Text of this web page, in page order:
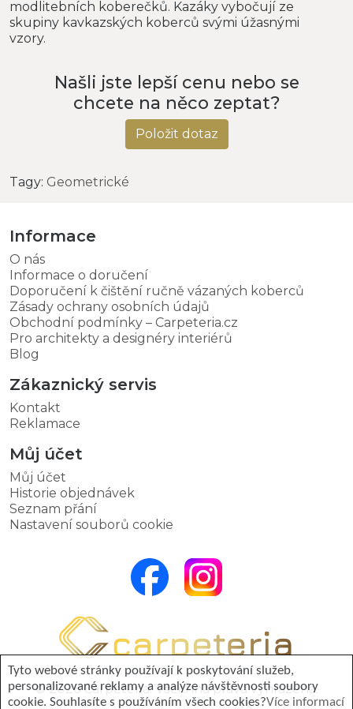
modlitebních koberečků. Kazáky vybočují ze
skupiny kavkazských koberců svými úžasnými
vzory.
Našli jste lepší cenu nebo se
chcete na něco zeptat?
Položit dotaz
Tagy: Geometrické
Informace
O nás
Informace o doručení
Doporučení k čištění ručně vázaných koberců
Zásady ochrany osobních údajů
Obchodní podmínky – Carpeteria.cz
Pro architekty a designéry interiérů
Blog
Zákaznický servis
Kontakt
Reklamace
Můj účet
Můj účet
Historie objednávek
Seznam přání
Nastavení souborů cookie
© 2026 Carpeteria. Všechna práva vyhrazena.
Tyto webové stránky používají k poskytování služeb,
personalizované reklamy a analýze návštěvnosti soubory
cookie. Souhlasíte s používáním všech cookies?Více informací